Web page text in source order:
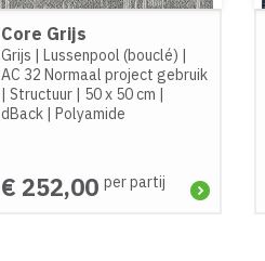
Core Grijs
Grijs |Lussenpool (bouclé) |
AC 32 Normaal project gebruik
|Structuur | 50 x 50 cm |
dBack |Polyamide
€ 252,00 per partij